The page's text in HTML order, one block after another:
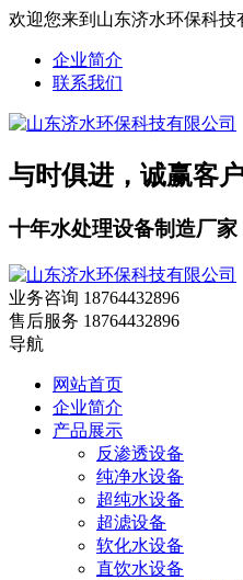
欢迎您来到山东济水环保科技
企业简介
联系我们
与时俱进，诚赢客
十年水处理设备制造厂家
业务咨询 18764432896
售后服务 18764432896
导航
网站首页
企业简介
产品展示
反渗透设备
纯净水设备
超纯水设备
超滤设备
软化水设备
直饮水设备